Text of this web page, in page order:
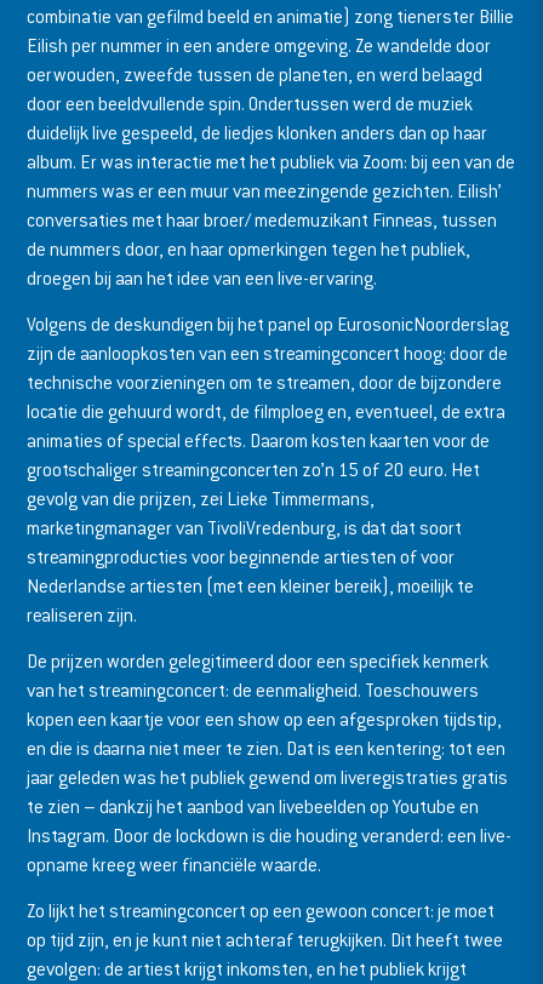
combinatie van gefilmd beeld en animatie) zong tienerster Billie
Eilish per nummer in een andere omgeving. Ze wandelde door
oerwouden, zweefde tussen de planeten, en werd belaagd
door een beeldvullende spin. Ondertussen werd de muziek
duidelijk live gespeeld, de liedjes klonken anders dan op haar
album. Er was interactie met het publiek via Zoom: bij een van de
nummers was er een muur van meezingende gezichten. Eilish’
conversaties met haar broer/ medemuzikant Finneas, tussen
de nummers door, en haar opmerkingen tegen het publiek,
droegen bij aan het idee van een live-ervaring.
Volgens de deskundigen bij het panel op EurosonicNoorderslag
zijn de aanloopkosten van een streamingconcert hoog: door de
technische voorzieningen om te streamen, door de bijzondere
locatie die gehuurd wordt, de filmploeg en, eventueel, de extra
animaties of special effects. Daarom kosten kaarten voor de
grootschaliger streamingconcerten zo’n 15 of 20 euro. Het
gevolg van die prijzen, zei Lieke Timmermans,
marketingmanager van TivoliVredenburg, is dat dat soort
streamingproducties voor beginnende artiesten of voor
Nederlandse artiesten (met een kleiner bereik), moeilijk te
realiseren zijn.
De prijzen worden gelegitimeerd door een specifiek kenmerk
van het streamingconcert: de eenmaligheid. Toeschouwers
kopen een kaartje voor een show op een afgesproken tijdstip,
en die is daarna niet meer te zien. Dat is een kentering: tot een
jaar geleden was het publiek gewend om liveregistraties gratis
te zien – dankzij het aanbod van livebeelden op Youtube en
Instagram. Door de lockdown is die houding veranderd: een live-
opname kreeg weer financiële waarde.
Zo lijkt het streamingconcert op een gewoon concert: je moet
op tijd zijn, en je kunt niet achteraf terugkijken. Dit heeft twee
gevolgen: de artiest krijgt inkomsten, en het publiek krijgt